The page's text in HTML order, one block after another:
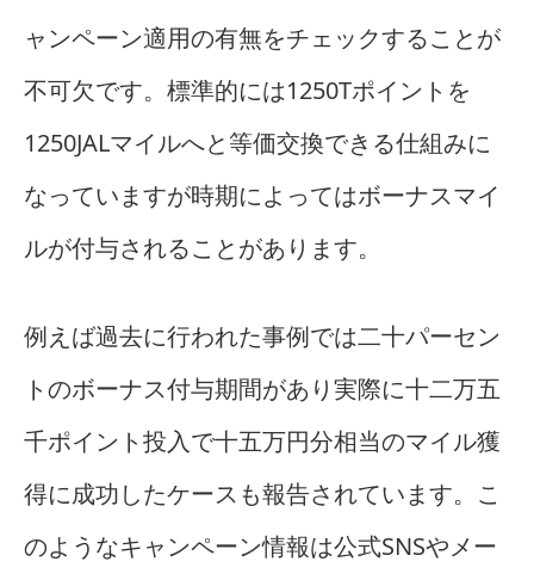
ャンペーン適用の有無をチェックすることが
不可欠です。標準的には1250Tポイントを
1250JALマイルへと等価交換できる仕組みに
なっていますが時期によってはボーナスマイ
ルが付与されることがあります。
例えば過去に行われた事例では二十パーセン
トのボーナス付与期間があり実際に十二万五
千ポイント投入で十五万円分相当のマイル獲
得に成功したケースも報告されています。こ
のようなキャンペーン情報は公式SNSやメー